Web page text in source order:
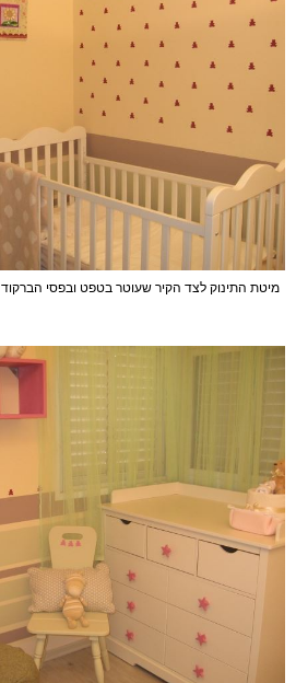
מיטת התינוק לצד הקיר שעוטר בטפט ובפסי הברקוד